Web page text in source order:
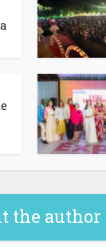
the author